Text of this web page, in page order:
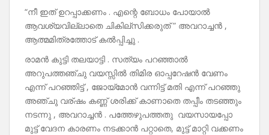
“നീ ഇത് ഉറപ്പാക്കണം . എന്റെ ബോധം പോയാൽ
ആവശ്യവില്ലാതെ ചികില്സിക്കരുത് ” അവറാച്ചൻ ,
ആത്മമിത്രത്തോട് കൽപ്പിച്ചു .
രാമൻ കുട്ടി തലയാട്ടി . സത്യം പറഞ്ഞാൽ
അറുപത്തഞ്ചു വയസ്സിൽ തിമിര ഓപ്പറേഷൻ വേണം
എന്ന് പറഞ്ഞിട്ട് , ജോയ്മോൻ വന്നിട്ട് മതി എന്ന് പറഞ്ഞു
അഞ്ചു വര്ഷം കണ്ണ് ശരിക്ക് കാണാതെ തപ്പീം തടഞ്ഞും
നടന്നു , അവറാച്ചൻ . പത്തേഴുപത്തതു വയസായപ്പോ
മുട്ട് വേദന കാരണം നടക്കാൻ പറ്റാതെ, മുട്ട് മാറ്റി വക്കണം